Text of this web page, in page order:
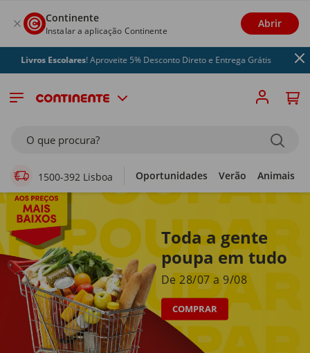
Continente
Instalar a aplicação Continente
Abrir
Escolares! Aproveite 5% Desconto Direto e Entrega Grátis
O que procura?
1500-392 Lisboa Oportunidades Verão Animais
Supermercado Online
Toda a gente
poupa em tudo
De 28/07 a 9/08
COMPRAR